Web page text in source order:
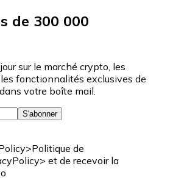
de 300 000
sur le marché crypto, les
fonctionnalités exclusives de
votre boîte mail.
S'abonner
de
et de recevoir la